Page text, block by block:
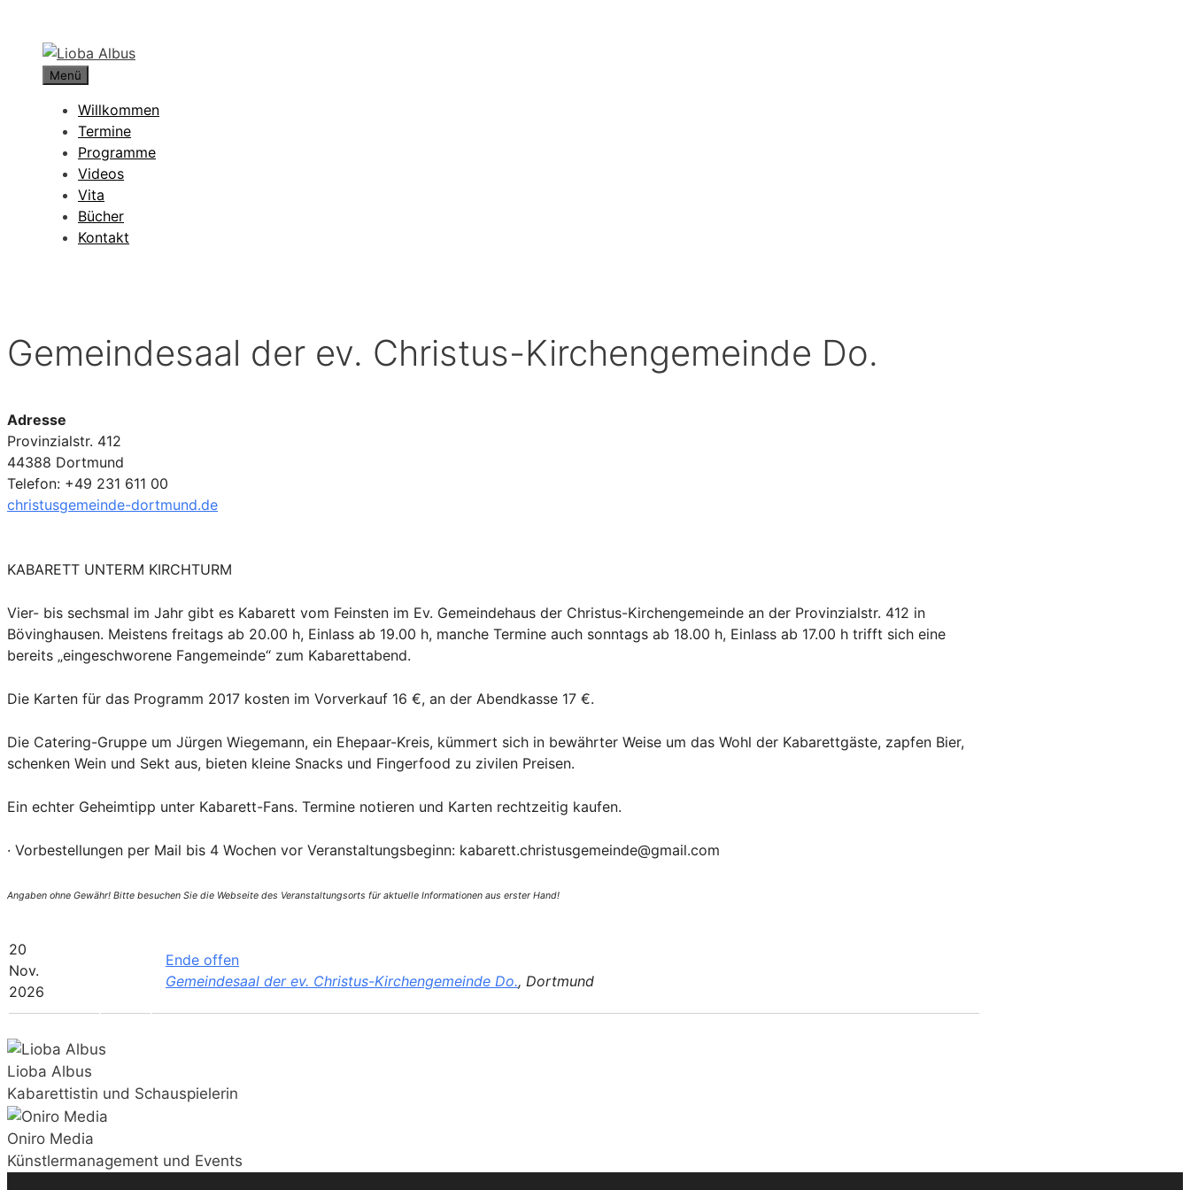
springen
Menü
Willkommen
Termine
Programme
Videos
Vita
Bücher
Kontakt
Gemeindesaal der ev. Christus-Kirchengemeinde Do.
Adresse
Provinzialstr. 412
44388 Dortmund
Telefon: +49 231 611 00
christusgemeinde-dortmund.de
KABARETT UNTERM KIRCHTURM
Vier- bis sechsmal im Jahr gibt es Kabarett vom Feinsten im Ev. Gemeindehaus der Christus-Kirchengemeinde an der Provinzialstr. 412 in
Bövinghausen. Meistens freitags ab 20.00 h, Einlass ab 19.00 h, manche Termine auch sonntags ab 18.00 h, Einlass ab 17.00 h trifft sich eine
bereits „eingeschworene Fangemeinde“ zum Kabarettabend.
Die Karten für das Programm 2017 kosten im Vorverkauf 16 €, an der Abendkasse 17 €.
Die Catering-Gruppe um Jürgen Wiegemann, ein Ehepaar-Kreis, kümmert sich in bewährter Weise um das Wohl der Kabarettgäste, zapfen Bier,
schenken Wein und Sekt aus, bieten kleine Snacks und Fingerfood zu zivilen Preisen.
Ein echter Geheimtipp unter Kabarett-Fans. Termine notieren und Karten rechtzeitig kaufen.
· Vorbestellungen per Mail bis 4 Wochen vor Veranstaltungsbeginn: kabarett.christusgemeinde@gmail.com
Angaben ohne Gewähr! Bitte besuchen Sie die Webseite des Veranstaltungsorts für aktuelle Informationen aus erster Hand!
20
Nov.
2026
Ende offen
Gemeindesaal der ev. Christus-Kirchengemeinde Do., Dortmund
Lioba Albus
Kabarettistin und Schauspielerin
Oniro Media
Künstlermanagement und Events